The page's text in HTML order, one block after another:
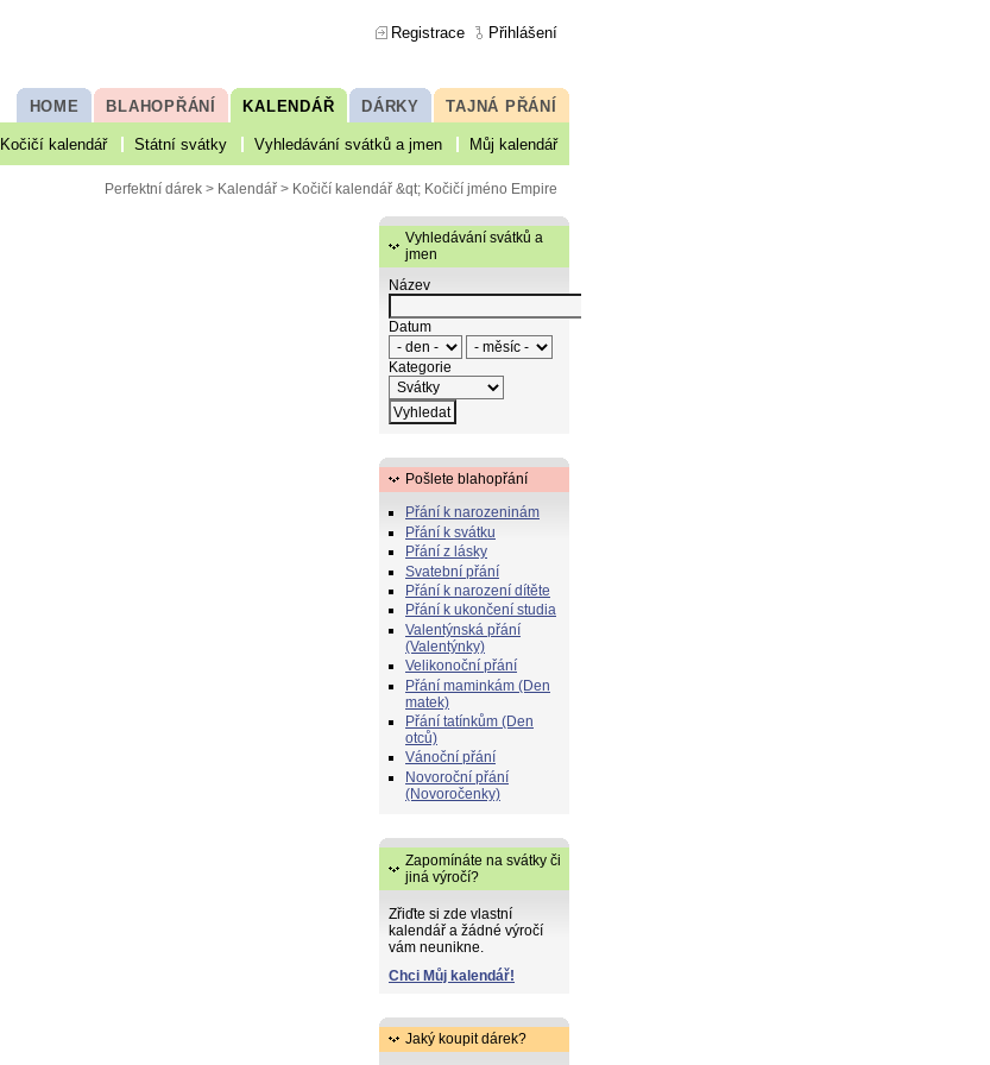
Registrace Přihlášení
TAJNÁ PŘÁNÍ
DÁRKY
KALENDÁŘ
BLAHOPŘÁNÍ
HOME
Kočičí kalendář Státní svátky Vyhledávání svátků a jmen Můj kalendář
Perfektní dárek > Kalendář > Kočičí kalendář &qt; Kočičí jméno Empire
Vyhledávání svátků a
jmen
Název
Datum
Kategorie
Pošlete blahopřání
Přání k narozeninám
Přání k svátku
Přání z lásky
Svatební přání
Přání k narození dítěte
Přání k ukončení studia
Valentýnská přání
(Valentýnky)
Velikonoční přání
Přání maminkám (Den
matek)
Přání tatínkům (Den
otců)
Vánoční přání
Novoroční přání
(Novoročenky)
Zapomínáte na svátky či
jiná výročí?
Zřiďte si zde vlastní
kalendář a žádné výročí
vám neunikne.
Chci Můj kalendář!
Jaký koupit dárek?